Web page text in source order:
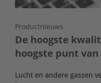
Productnieuws
De hoogste
hoogste punt
Lucht en andere gassen